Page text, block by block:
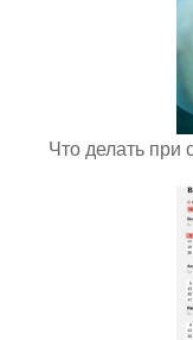
Что делать при